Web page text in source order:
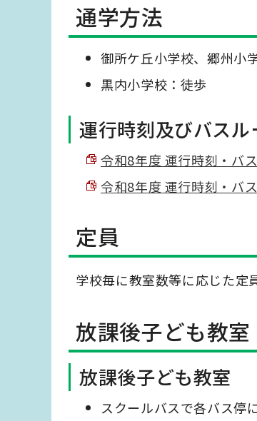
通学方法
御所ケ丘小学校、郷州小
黒内小学校：徒歩
運行時刻及びバスル
令和8年度 運行時刻・バ
令和8年度 運行時刻・バ
定員
学校毎に教室数等に応じた定
放課後子ども教
放課後子ども教室
スクールバスで各バス停